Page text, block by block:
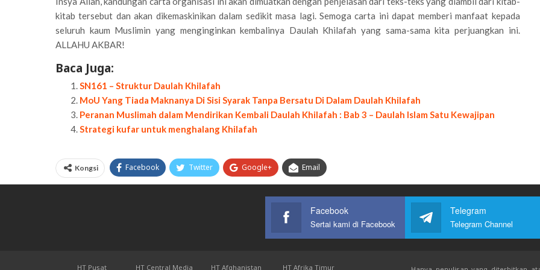
kitab tersebut dan akan dikemaskinikan dalam sedikit masa lagi. Semoga carta ini dapat memberi manfaat kepada
seluruh kaum Muslimin yang menginginkan kembalinya Daulah Khilafah yang sama-sama kita perjuangkan ini.
ALLAHU AKBAR!
Baca Juga:
SN161 – Struktur Daulah Khilafah
MoU Yang Tiada Maknanya Di Sisi Syarak Tanpa Bersatu Di Dalam Daulah Khilafah
Peranan Muslimah dalam Mendirikan Kembali Daulah Khilafah : Bab 3 – Daulah Islam Satu Kewajipan
Strategi kufar untuk menghalang Khilafah
Kongsi Facebook Twitter Google+ Email
Facebook
Sertai kami di Facebook
Telegram
Telegram Channel
HT Pusat HT Central Media HT Afghanistan HT Afrika Timur